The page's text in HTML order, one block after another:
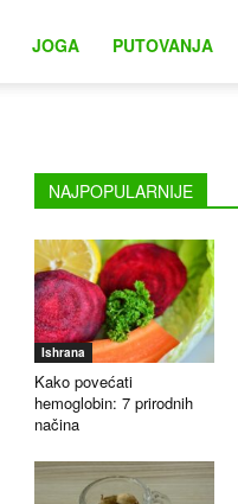
JOGA PUTOVANJA
NAJPOPULARNIJE
Ishrana
Kako povećati
hemoglobin: 7 prirodnih
načina